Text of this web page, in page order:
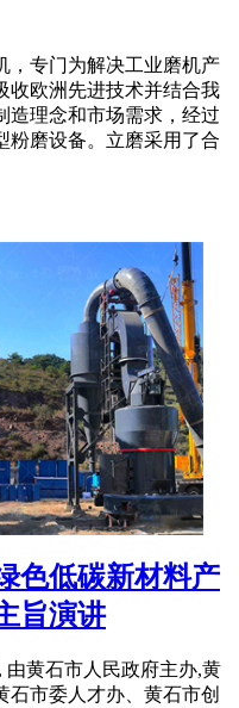
，专门为解决工业磨机产
收欧洲先进技术并结合我
造理念和市场需求，经过
粉磨设备。立磨采用了合
色低碳新材料产
旨演讲
由黄石市人民政府主办,黄
石市委人才办、黄石市创